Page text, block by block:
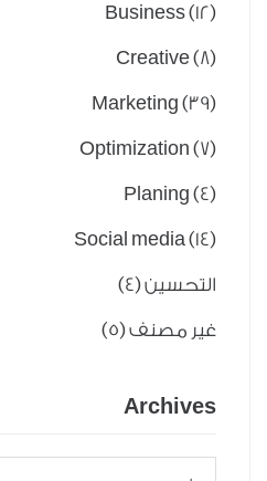
Business(12)
Creative(8)
Marketing (39)
Optimization (7)
Planing (4)
Social media (14)
التحسين(4)
غير مصنف(5)
Archives